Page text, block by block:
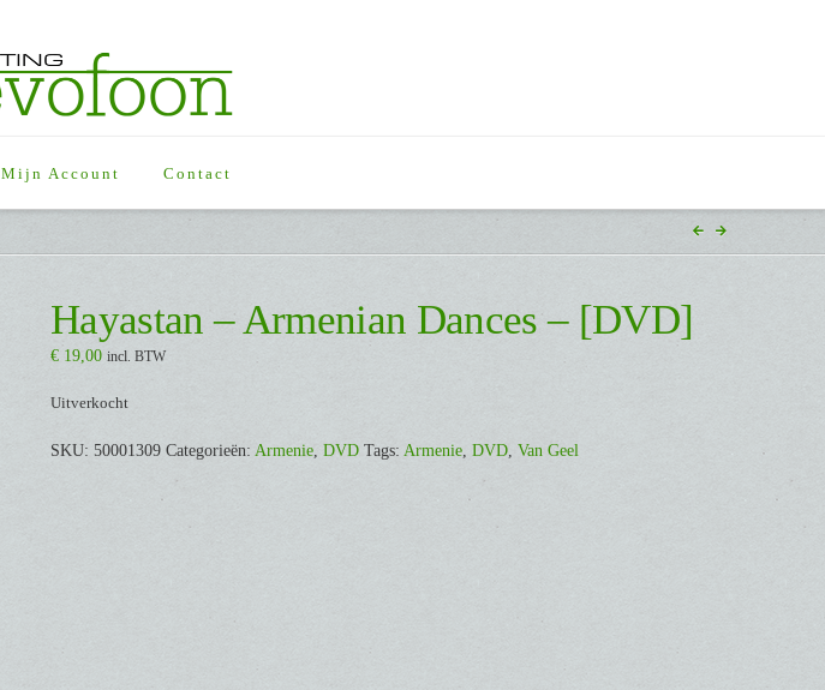
Mijn Account Contact
Hayastan – Armenian Dances – [DVD]
€19,00 incl. BTW
Uitverkocht
SKU: 50001309 Categorieën: Armenie, DVD Tags: Armenie, DVD, Van Geel